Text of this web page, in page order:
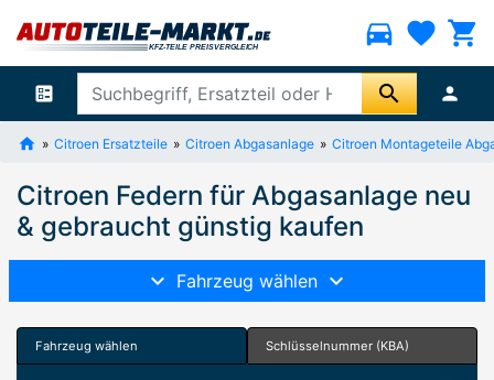
directions_car favorite shopping_cart
ballot search person
Citroen Ersatzteile Citroen Abgasanlage Citroen Montageteile
Citroen Federn für Abgasanlage neu
& gebraucht günstig kaufen
Fahrzeug wählen
Fahrzeug wählen Schlüsselnummer (KBA)